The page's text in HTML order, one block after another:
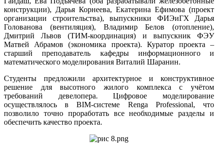
конструкции), Дарья Корнеева, Екатерина Ефимова (проект
организации строительства), выпускники ФИЭиГХ Дарья
Голованова (вентиляция), Владимир Белов (отопление),
Дмитрий Львов (ТИМ-координация) и выпускник ФЭУ
Матвей Абрамов (экономика проекта). Куратор проекта –
старший преподаватель кафедры информационного и
математического моделирования Виталий Шаранин.
Студенты предложили архитектурное и конструктивное
решение для высотного жилого комплекса с учётом
требований девелопера. Цифровое моделирование
осуществлялось в BIM-системе Renga Professional, что
позволило точно проработать все необходимые разделы и
обеспечить качество проекта.